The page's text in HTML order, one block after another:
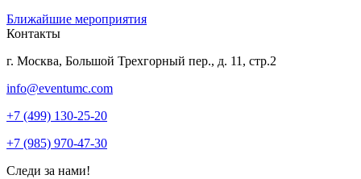
Ближайшие мероприятия
Контакты
г. Москва, Большой Трехгорный пер., д. 11, стр.2
info@eventumc.com
+7 (499) 130-25-20
+7 (985) 970-47-30
Следи за нами!